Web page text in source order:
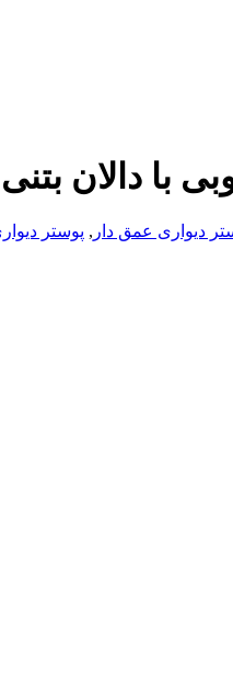
با دالان
دیواری عمق دار , پوستر